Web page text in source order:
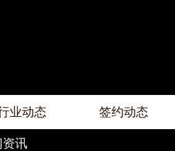
业动态 签约动态
资讯